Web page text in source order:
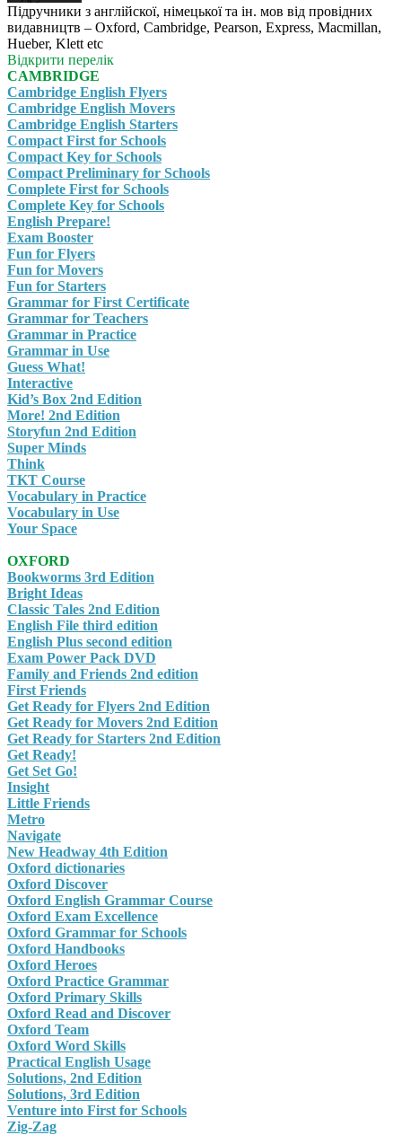
Підручники з англійскої, німецької та ін. мов від провідних
видавництв – Oxford, Cambridge, Pearson, Express, Macmillan,
Hueber, Klett etc
Відкрити перелік
CAMBRIDGE
Cambridge English Flyers
Cambridge English Movers
Cambridge English Starters
Compact First for Schools
Compact Key for Schools
Compact Preliminary for Schools
Complete First for Schools
Complete Key for Schools
English Prepare!
Exam Booster
Fun for Flyers
Fun for Movers
Fun for Starters
Grammar for First Certificate
Grammar for Teachers
Grammar in Practice
Grammar in Use
Guess What!
Interactive
Kid’s Box 2nd Edition
More! 2nd Edition
Storyfun 2nd Edition
Super Minds
Think
TKT Course
Vocabulary in Practice
Vocabulary in Use
Your Space
OXFORD
Bookworms 3rd Edition
Bright Ideas
Classic Tales 2nd Edition
English File third edition
English Plus second edition
Exam Power Pack DVD
Family and Friends 2nd edition
First Friends
Get Ready for Flyers 2nd Edition
Get Ready for Movers 2nd Edition
Get Ready for Starters 2nd Edition
Get Ready!
Get Set Go!
Insight
Little Friends
Metro
Navigate
New Headway 4th Edition
Oxford dictionaries
Oxford Discover
Oxford English Grammar Course
Oxford Exam Excellence
Oxford Grammar for Schools
Oxford Handbooks
Oxford Heroes
Oxford Practice Grammar
Oxford Primary Skills
Oxford Read and Discover
Oxford Team
Oxford Word Skills
Practical English Usage
Solutions, 2nd Edition
Solutions, 3rd Edition
Venture into First for Schools
Zig-Zag